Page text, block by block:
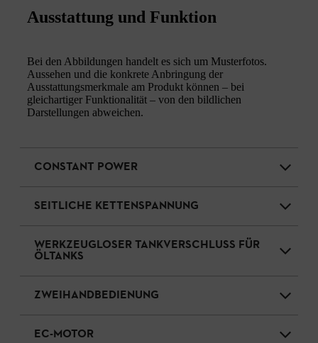
Ausstattung und Funktion
Bei den Abbildungen handelt es sich um Musterfotos.
Aussehen und die konkrete Anbringung der
Ausstattungsmerkmale am Produkt können – bei
gleichartiger Funktionalität – von den bildlichen
Darstellungen abweichen.
CONSTANT POWER
SEITLICHE KETTENSPANNUNG
WERKZEUGLOSER TANKVERSCHLUSS FÜR
ÖLTANKS
ZWEIHANDBEDIENUNG
EC-MOTOR